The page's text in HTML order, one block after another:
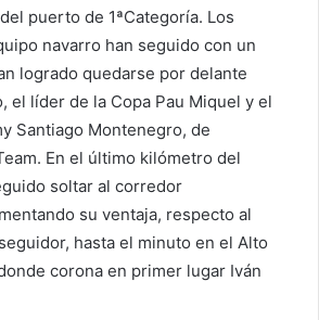
puerto de 1ªCategoría. Los
navarro han seguido con un
logrado quedarse por delante
el líder de la Copa Pau Miquel y el
Santiago Montenegro, de
En el último kilómetro del
soltar al corredor
su ventaja, respecto al
hasta el minuto en el Alto
corona en primer lugar Iván